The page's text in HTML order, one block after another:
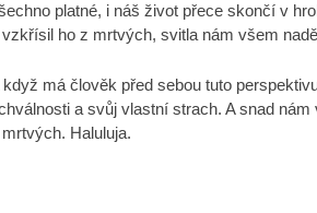
platné, i náš život přece skončí v
ho z mrtvých, svitla nám všem
když má člověk před sebou tuto
a svůj vlastní strach. A snad
Haluluja.